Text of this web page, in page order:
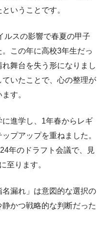
いうことです。
ルスの影響で春夏の甲子
この年に高校3年生だっ
舞台を失う形になりまし
いたことで、心の整理が
す。
進学し、1年春からレギ
プアップを重ねました。
年のドラフト会議で、見
至ります。
漏れ」は意図的な選択の
かつ戦略的な判断だった